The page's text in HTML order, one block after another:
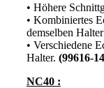
• Höhere
• Kombiniertes
demselben
• Verschiedene
Halter. (99616-
NC40 :